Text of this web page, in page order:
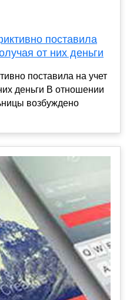
поставила
от них деньги
поставила на учет
деньги В отношении
возбуждено